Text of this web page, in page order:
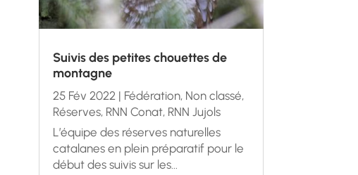
Suivis des petites chouettes de
montagne
25 Fév 2022| Fédération, Non classé,
Réserves, RNN Conat, RNN Jujols
L’équipe des réserves naturelles
catalanes en plein préparatif pour le
début des suivis sur les...